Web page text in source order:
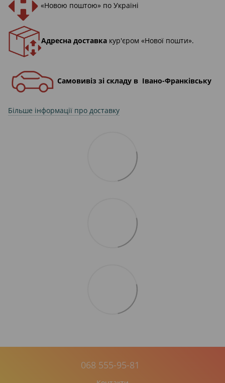
«Новою поштою» по Україні
Адресна доставка кур'єром «Нової пошти».
Самовивіз зі складу в Івано-Франківську
Більше інформації про доставку
068 555-95-81